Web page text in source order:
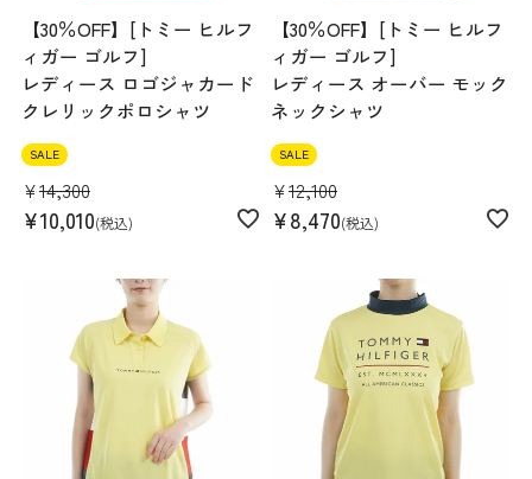
【30％OFF】[トミー ヒルフ
ィガー ゴルフ]
レディース ロゴジャカード
クレリックポロシャツ
SALE
¥14,300
¥10,010 税込
【30％OFF】[トミー ヒルフ
ィガー ゴルフ]
レディース オーバー モック
ネックシャツ
SALE
¥12,100
¥8,470 税込